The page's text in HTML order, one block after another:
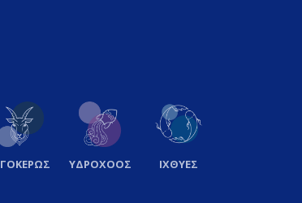
ΥΔΡΟΧΟΟΣ ΙΧΘΥΕΣ